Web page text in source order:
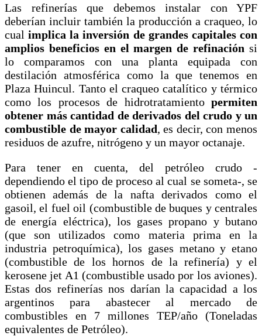
Las refinerías que debemos instalar con YPF
deberían incluir también la producción a craqueo, lo
cualimplica la inversión de grandes capitales con
amplios beneficios en el margen de refinación si
lo comparamos con una planta equipada con
destilación atmosférica como la que tenemos en
Plaza Huincul. Tanto el craqueo catalítico y térmico
como los procesos de hidrotratamiento permiten
obtener más cantidad de derivados del crudo y un
combustible de mayor calidad, es decir, con menos
residuos de azufre, nitrógeno y un mayor octanaje.
Para tener en cuenta, del petróleo crudo -
dependiendo el tipo de proceso al cual se someta-, se
obtienen además de la nafta derivados como el
gasoil, el fuel oil (combustible de buques y centrales
de energía eléctrica), los gases propano y butano
(que son utilizados como materia prima en la
industria petroquímica), los gases metano y etano
(combustible de los hornos de la refinería) y el
kerosene jet A1 (combustible usado por los aviones).
Estas dos refinerías nos darían la capacidad a los
argentinos para abastecer al mercado de
combustibles en 7 millones TEP/año (Toneladas
equivalentes de Petróleo).